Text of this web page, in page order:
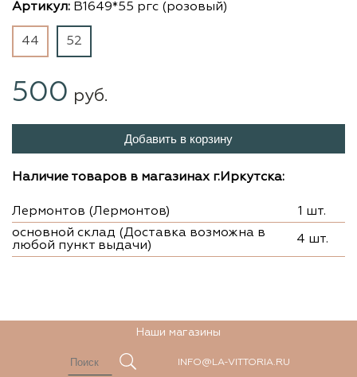
Артикул: В1649*55 ргс (розовый)
44 52
500 руб.
Добавить в корзину
Наличие товаров в магазинах г.Иркутска:
Лермонтов (Лермонтов)
1 шт.
основной склад (Доставка возможна в
любой пункт выдачи)
4 шт.
Наши магазины
INFO@LA-VITTORIA.RU